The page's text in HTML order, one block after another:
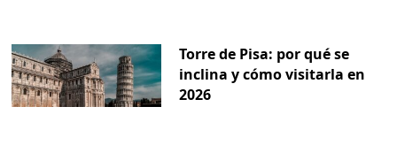
Torre de Pisa: por qué se
inclina y cómo visitarla en
2026